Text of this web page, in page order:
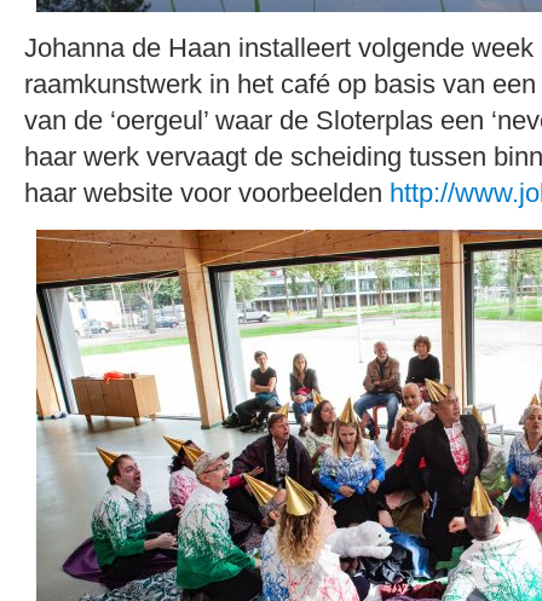
Johanna de Haan installeert volgende
raamkunstwerk in het café op basis van
van de ‘oergeul’ waar de Sloterplas een
haar werk vervaagt de scheiding tussen
haar website voor voorbeelden http://